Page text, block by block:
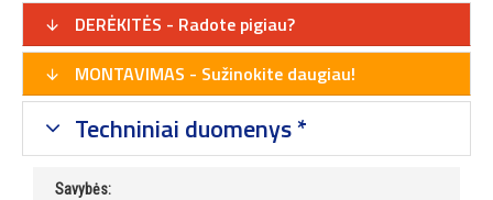
DERĖKITĖS - Radote pigiau?
MONTAVIMAS - Sužinokite daugiau!
Techniniai duomenys *
Savybės: